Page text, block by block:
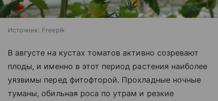
Источник: Freepik
В августе на кустах томатов активно созревают
плоды, и именно в этот период растения наиболее
уязвимы перед фитофторой. Прохладные ночные
туманы, обильная роса по утрам и резкие